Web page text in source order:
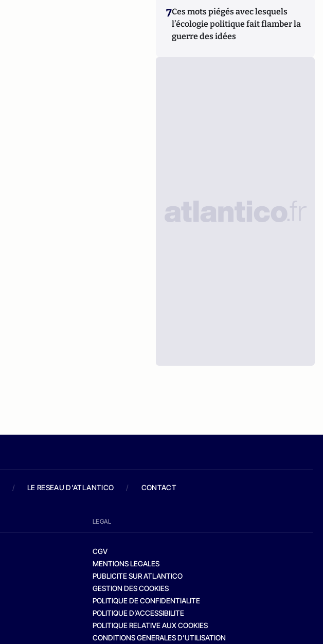
7Ces mots piégés avec lesquels
l’écologie politique fait flamber la
guerre des idées
/ LE RESEAU D'ATLANTICO / CONTACT
LEGAL
CGV
MENTIONS LEGALES
PUBLICITE SUR ATLANTICO
GESTION DES COOKIES
POLITIQUE DE CONFIDENTIALITE
POLITIQUE D’ACCESSIBILITE
POLITIQUE RELATIVE AUX COOKIES
CONDITIONS GENERALES D’UTILISATION